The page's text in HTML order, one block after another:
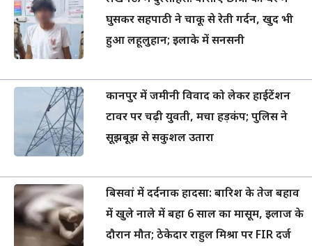
घुसकर सहपाठी ने चाकू से रेती गर्दन, खुद भी
हुआ लहूलुहान; इलाके में सनसनी
कानपुर में जमीनी विवाद को लेकर हाईटेंशन
टावर पर चढ़ी युवती, मचा हड़कंप; पुलिस ने
सूझबूझ से सकुशल उतारा
बिसवां में दर्दनाक हादसा: बारिश के तेज बहाव
में खुले नाले में बहा 6 साल का मासूम, इलाज के
दौरान मौत; ठेकेदार राहुल मिश्रा पर FIR दर्ज